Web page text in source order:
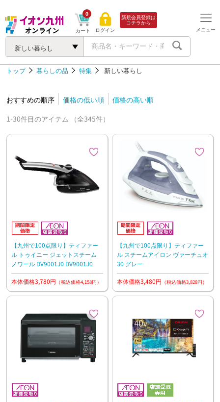
新しい暮らし
カート
0
ログイン
新規会員登録は
コチラから
メニュー
トップ 暮らしの品 特集 新しい暮らし
おすすめの順序 価格の低い順
価格の高い順
1-30件目のアイテム （全345件）
【九州で100点限り】ティファー
ル トゥイニー ジェットスチーム
ノワール DV9001J0 DV9001J0
本体価格3,780円 （税込価格4,158円）
【九州で100点限り】ティファー
ル スチームアイロン ヴァーチュオ
30 グレー
本体価格3,480円 （税込価格3,828円）